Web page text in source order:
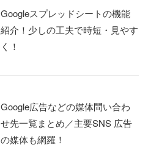
Googleスプレッドシートの機能
紹介！少しの工夫で時短・見やす
く！
Google広告などの媒体問い合わ
せ先一覧まとめ／主要SNS 広告
の媒体も網羅！